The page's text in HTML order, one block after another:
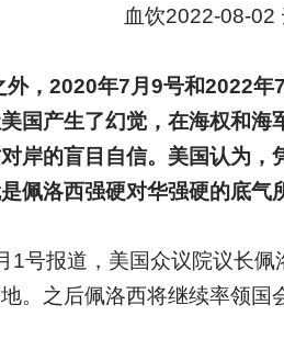
血饮2022-08-02
外，2020年7月9号和2022
国产生了幻觉，在海权和
岸的盲目自信。美国认为
佩洛西强硬对华强硬的底气
1号报道，美国众议院议长
。之后佩洛西将继续率领国